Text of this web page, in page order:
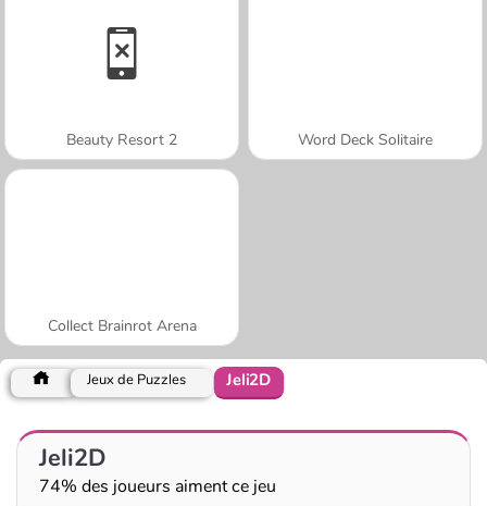
Beauty Resort 2 Word Deck Solitaire
Collect Brainrot Arena
Jeux de Puzzles Jeli2D
Jeli2D
74% des joueurs aiment ce jeu